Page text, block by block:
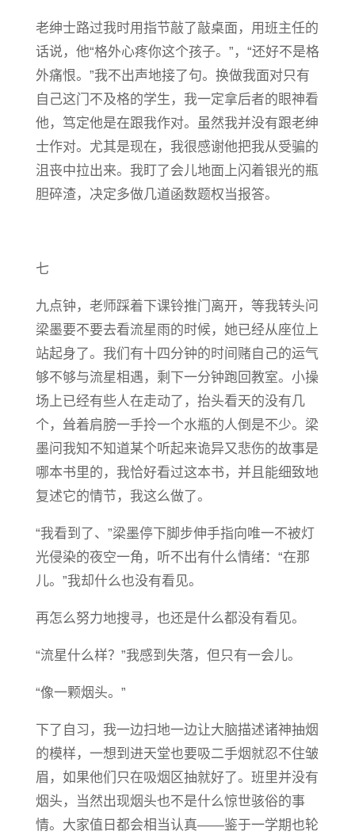
老绅士路过我时用指节敲了敲桌面，用班主任的
话说，他“格外心疼你这个孩子。”，“还好不是格
外痛恨。”我不出声地接了句。换做我面对只有
自己这门不及格的学生，我一定拿后者的眼神看
他，笃定他是在跟我作对。虽然我并没有跟老绅
士作对。尤其是现在，我很感谢他把我从受骗的
沮丧中拉出来。我盯了会儿地面上闪着银光的瓶
胆碎渣，决定多做几道函数题权当报答。
七
九点钟，老师踩着下课铃推门离开，等我转头问
梁墨要不要去看流星雨的时候，她已经从座位上
站起身了。我们有十四分钟的时间赌自己的运气
够不够与流星相遇，剩下一分钟跑回教室。小操
场上已经有些人在走动了，抬头看天的没有几
个，耸着肩膀一手拎一个水瓶的人倒是不少。梁
墨问我知不知道某个听起来诡异又悲伤的故事是
哪本书里的，我恰好看过这本书，并且能细致地
复述它的情节，我这么做了。
“我看到了、”梁墨停下脚步伸手指向唯一不被灯
光侵染的夜空一角，听不出有什么情绪：“在那
儿。”我却什么也没有看见。
再怎么努力地搜寻，也还是什么都没有看见。
“流星什么样？”我感到失落，但只有一会儿。
“像一颗烟头。”
下了自习，我一边扫地一边让大脑描述诸神抽烟
的模样，一想到进天堂也要吸二手烟就忍不住皱
眉，如果他们只在吸烟区抽就好了。班里并没有
烟头，当然出现烟头也不是什么惊世骇俗的事
情。大家值日都会相当认真——鉴于一学期也轮